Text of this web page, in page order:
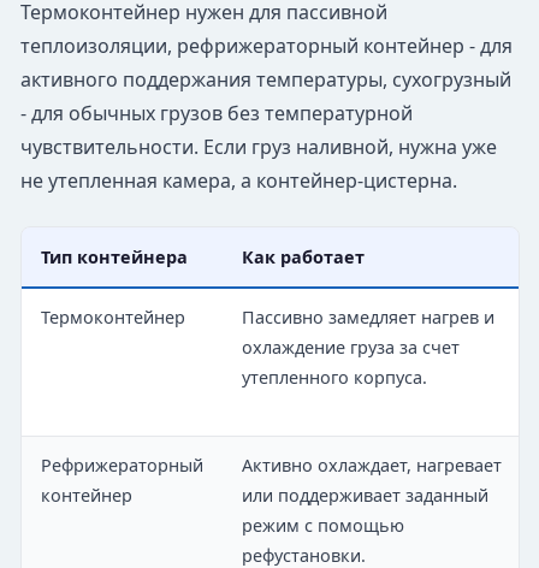
Термоконтейнер нужен для пассивной
теплоизоляции, рефрижераторный контейнер - для
активного поддержания температуры, сухогрузный
- для обычных грузов без температурной
чувствительности. Если груз наливной, нужна уже
не утепленная камера, а контейнер-цистерна.
Тип контейнера Как работает
Термоконтейнер
Пассивно замедляет нагрев и
охлаждение груза за счет
утепленного корпуса.
Рефрижераторный
контейнер
Активно охлаждает, нагревает
или поддерживает заданный
режим с помощью
рефустановки.